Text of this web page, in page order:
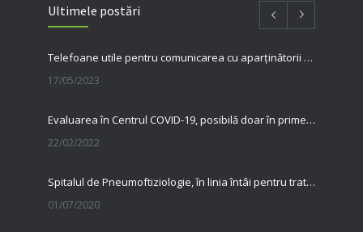
Ultimele postări
Telefoane utile pentru comunicarea cu aparținătorii pacienților internați în spitalul nostru
17/05/2023
Evaluarea în Centrul COVID-19, posibilă doar în primele 5 zile de la pozitivare
22/02/2022
Spitalul de Pneumoftiziologie, în linia întâi pentru tratarea pacienților cu Covid
01/07/2020